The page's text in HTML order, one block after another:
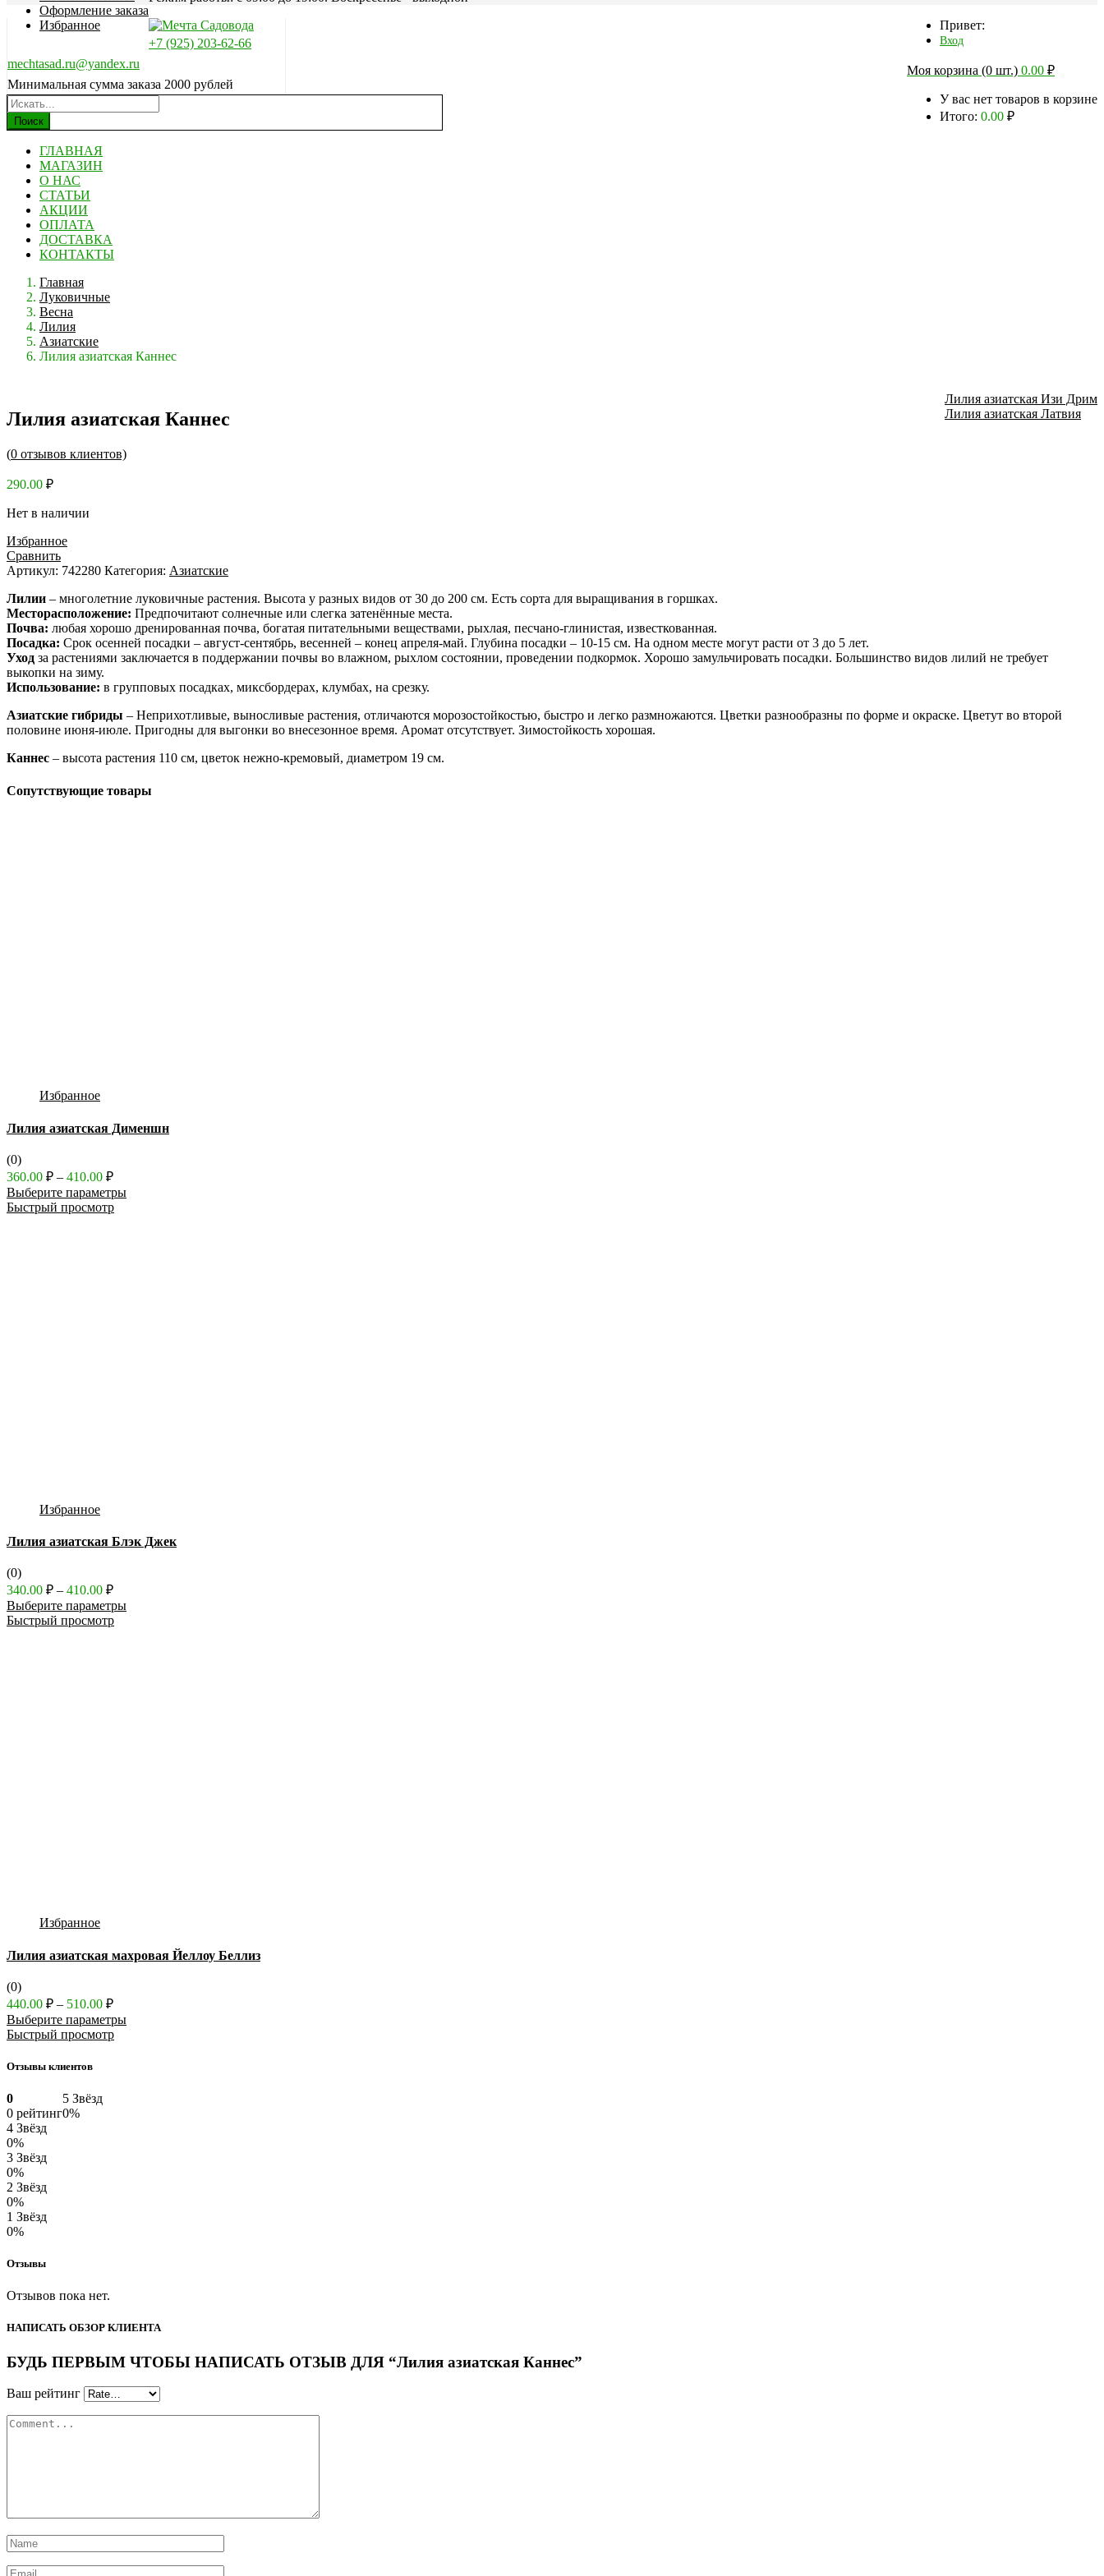
Оформление заказа
Избранное
Привет:
Вход
Моя корзина (0 шт.) 0.00 ₽
У вас нет товаров в корзине
Итого: 0.00 ₽
+7 (925) 203-62-66
mechtasad.ru@yandex.ru
Минимальная сумма заказа 2000 рублей
Поиск
ГЛАВНАЯ
МАГАЗИН
О НАС
СТАТЬИ
АКЦИИ
ОПЛАТА
ДОСТАВКА
КОНТАКТЫ
Главная
Луковичные
Весна
Лилия
Азиатские
Лилия азиатская Каннес
Лилия азиатская Изи Дрим
Лилия азиатская Латвия
Лилия азиатская Каннес
(0 отзывов клиентов)
290.00 ₽
Нет в наличии
Избранное
Сравнить
Артикул: 742280 Категория: Азиатские
Лилии – многолетние луковичные растения. Высота у разных видов от 30 до 200 см. Есть сорта для выращивания в горшках.
Месторасположение: Предпочитают солнечные или слегка затенённые места.
Почва: любая хорошо дренированная почва, богатая питательными веществами, рыхлая, песчано-глинистая, известкованная.
Посадка: Срок осенней посадки – август-сентябрь, весенней – конец апреля-май. Глубина посадки – 10-15 см. На одном месте могут расти от 3 до 5 лет.
Уход за растениями заключается в поддержании почвы во влажном, рыхлом состоянии, проведении подкормок. Хорошо замульчировать посадки. Большинство видов лилий не требует
выкопки на зиму.
Использование: в групповых посадках, миксбордерах, клумбах, на срезку.
Азиатские гибриды – Неприхотливые, выносливые растения, отличаются морозостойкостью, быстро и легко размножаются. Цветки разнообразны по форме и окраске. Цветут во второй
половине июня-июле. Пригодны для выгонки во внесезонное время. Аромат отсутствует. Зимостойкость хорошая.
Каннес – высота растения 110 см, цветок нежно-кремовый, диаметром 19 см.
Сопутствующие товары
Избранное
Лилия азиатская Дименшн
(0)
360.00 ₽ – 410.00 ₽Диапазон
цен:
360.00 ₽
Выберите параметры
Быстрый просмотр
Избранное
Лилия азиатская Блэк Джек
(0)
340.00 ₽ – 410.00 ₽Диапазон
цен:
340.00 ₽
Выберите параметры
Быстрый просмотр
Избранное
Лилия азиатская махровая Йеллоу Беллиз
(0)
440.00 ₽ – 510.00 ₽Диапазон
цен:
440.00 ₽
Выберите параметры
Быстрый просмотр
Отзывы клиентов
0
0 рейтинг
5 Звёзд
0%
4 Звёзд
0%
3 Звёзд
0%
2 Звёзд
0%
1 Звёзд
0%
Отзывы
Отзывов пока нет.
НАПИСАТЬ ОБЗОР КЛИЕНТА
БУДЬ ПЕРВЫМ ЧТОБЫ НАПИСАТЬ ОТЗЫВ ДЛЯ “Лилия азиатская Каннес”
Ваш рейтинг